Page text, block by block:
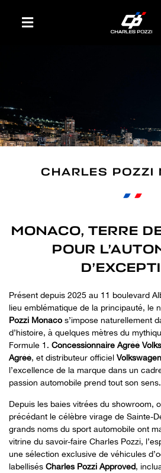
CHARLES POZZI
MONACO, TERRE
POUR
Présent depuis 2025 au 11 boulevard
lieu emblématique de la principauté, le
Pozzi Monaco s’impose naturellement
d’histoire, à quelques mètres du
Formule 1. Concessionnaire Agréé
Agréé, et distributeur officiel
l’excellence de la marque dans un
passion automobile prend tout son sens.
Depuis les baies vitrées du showroom,
précédant le célèbre virage de Sainte-
grands noms du sport automobile ont
vitrine du savoir-faire Charles Pozzi,
une sélection exclusive de véhicules
labellisés Charles Pozzi Approved,